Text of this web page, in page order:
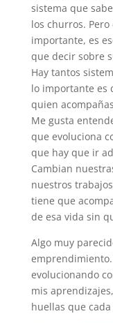
sistema que
los churros.
importante, es
que decir sobre
Hay tantos
lo importante es
quien
Me gusta
que evoluciona
que hay que ir
Cambian
nuestros
tiene que
de esa vida sin
Algo muy
emprendimiento.
evolucionando
mis
huellas que